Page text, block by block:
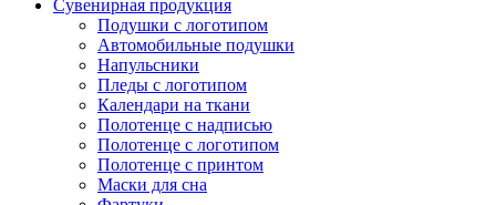
Сувенирная продукция
Подушки с логотипом
Автомобильные подушки
Напульсники
Пледы с логотипом
Календари на ткани
Полотенце с надписью
Полотенце с логотипом
Полотенце с принтом
Маски для сна